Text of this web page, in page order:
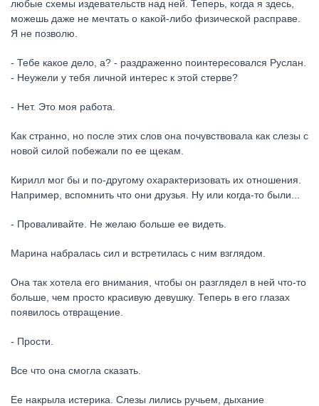
любые схемы издевательств над ней. Теперь, когда я здесь,
можешь даже не мечтать о какой-либо физической расправе.
Я не позволю.
- Тебе какое дело, а? - раздраженно поинтересовался Руслан.
- Неужели у тебя личной интерес к этой стерве?
- Нет. Это моя работа.
Как странно, но после этих слов она почувствовала как слезы с
новой силой побежали по ее щекам.
Кирилл мог бы и по-другому охарактеризовать их отношения.
Например, вспомнить что они друзья. Ну или когда-то были...
- Проваливайте. Не желаю больше ее видеть.
Марина набралась сил и встретилась с ним взглядом.
Она так хотела его внимания, чтобы он разглядел в ней что-то
больше, чем просто красивую девушку. Теперь в его глазах
появилось отвращение.
- Прости.
Все что она смогла сказать.
Ее накрыла истерика. Слезы лились ручьем, дыхание